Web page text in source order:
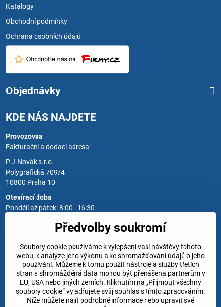
Katalogy
Obchodní podmínky
Ochrana osobních údajů
Objednávky
KDE NÁS NAJDETE
Provozovna
Fakturační a dodací adresa:
P.J.Novák s.r.o.
Polygrafická 709/4
10800 Praha 10
Otevírací doba
Pondělí až pátek: 8:00 - 16:30
Zavoláme Vám zpět
Váš telefon*
Předvolby soukromí
Soubory cookie používáme k vylepšení vaší návštěvy tohoto
webu, k analýze jeho výkonu a ke shromažďování údajů o jeho
používání. Můžeme k tomu použít nástroje a služby třetích
stran a shromážděná data mohou být přenášena partnerům v
EU, USA nebo jiných zemích. Kliknutím na „Přijmout všechny
soubory cookie“ vyjadřujete svůj souhlas s tímto zpracováním.
Níže můžete najít podrobné informace nebo upravit své